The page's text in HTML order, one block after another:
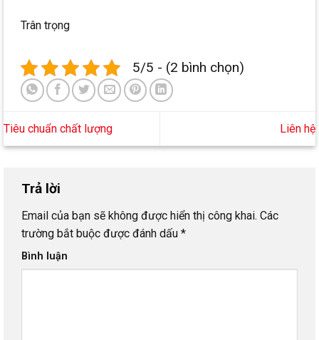
Trân trọng
5/5 - (2 bình chọn)
Tiêu chuẩn chất lượng Liên hệ
Trả lời
Email của bạn sẽ không được hiển thị công khai. Các
trường bắt buộc được đánh dấu *
Bình luận